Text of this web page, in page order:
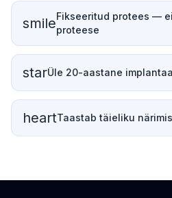
smileFikseeritud protees —
proteese
starÜle 20-aastane
heartTaastab täieliku